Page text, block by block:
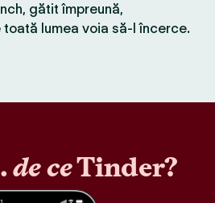
gătit împreună,
lumea voia să-l încerce.
de ceTinder?